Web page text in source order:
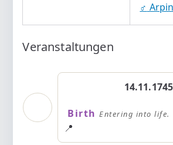
♂️
Veranstaltungen
14.11.1745
BirthEntering into life.
📍